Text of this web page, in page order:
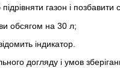
газон і позбавити
обсягом на 30 л;
індикатор.
догляду і умов